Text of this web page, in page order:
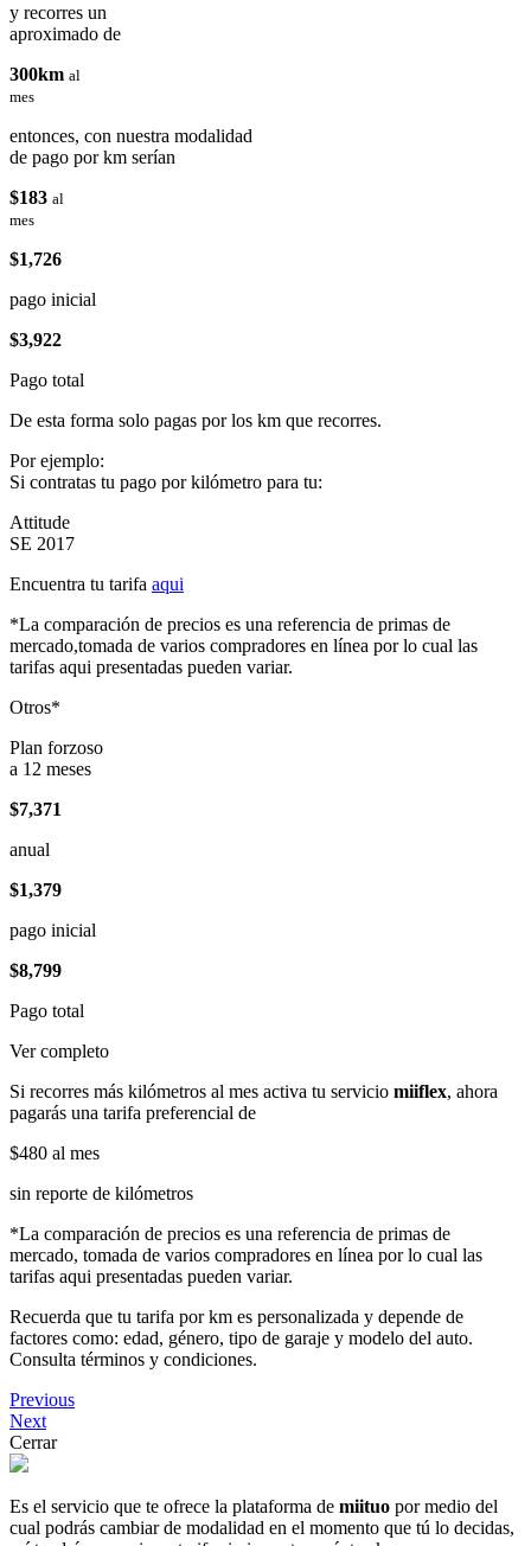
y recorres un
aproximado de
300km al
mes
entonces, con nuestra modalidad
de pago por km serían
$183 al
mes
$1,726
pago inicial
$3,922
Pago total
De esta forma solo pagas por los km que recorres.
Por ejemplo:
Si contratas tu pago por kilómetro para tu:
Attitude
SE 2017
Encuentra tu tarifa aqui
*La comparación de precios es una referencia de primas de
mercado,tomada de varios compradores en línea por lo cual las
tarifas aqui presentadas pueden variar.
Otros*
Plan forzoso
a 12 meses
$7,371
anual
$1,379
pago inicial
$8,799
Pago total
Ver completo
Si recorres más kilómetros al mes activa tu servicio miiflex, ahora
pagarás una tarifa preferencial de
$480 al mes
sin reporte de kilómetros
*La comparación de precios es una referencia de primas de
mercado, tomada de varios compradores en línea por lo cual las
tarifas aqui presentadas pueden variar.
Recuerda que tu tarifa por km es personalizada y depende de
factores como: edad, género, tipo de garaje y modelo del auto.
Consulta términos y condiciones.
Previous
Next
Cerrar
Es el servicio que te ofrece la plataforma de miituo por medio del
cual podrás cambiar de modalidad en el momento que tú lo decidas,